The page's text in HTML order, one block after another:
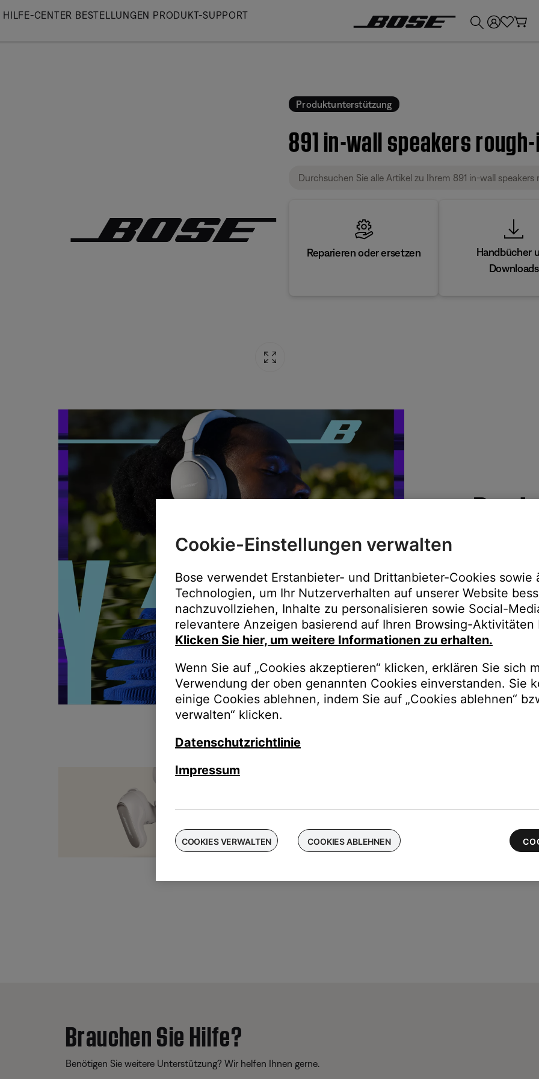
Skip
HILFE-CENTER BESTELLUNGEN PRODUKT-SUPPORT
Produktunterstützung
891 in-wall speakers
Reparieren oder ersetzen
Handbücher
Downloads
Immer der
Upgrades,
Bestellungen
für die neuesten QuietComfort Ultra-Ohrhörer
Brauchen Sie Hilfe?
Benötigen Sie weitere Unterstützung? Wir helfen Ihnen gerne.
Cookie-Einstellungen verwalten
Bose verwendet Erstanbieter- und Drittanbieter-Cookies sowie
Technologien, um Ihr Nutzerverhalten auf unserer Website
nachzuvollziehen, Inhalte zu personalisieren sowie Social-
relevantere Anzeigen basierend auf Ihren Browsing-Aktivitäten
Klicken Sie hier, um weitere Informationen zu erhalten.
Wenn Sie auf „Cookies akzeptieren“ klicken, erklären Sie sich
Verwendung der oben genannten Cookies einverstanden. Sie
einige Cookies ablehnen, indem Sie auf „Cookies ablehnen“
verwalten“ klicken.
Datenschutzrichtlinie
Impressum
COOKIES VERWALTEN COOKIES ABLEHNEN